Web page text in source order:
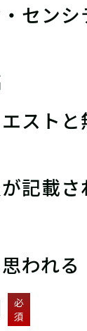
センシ
ストと
記載さ
われる
必
須